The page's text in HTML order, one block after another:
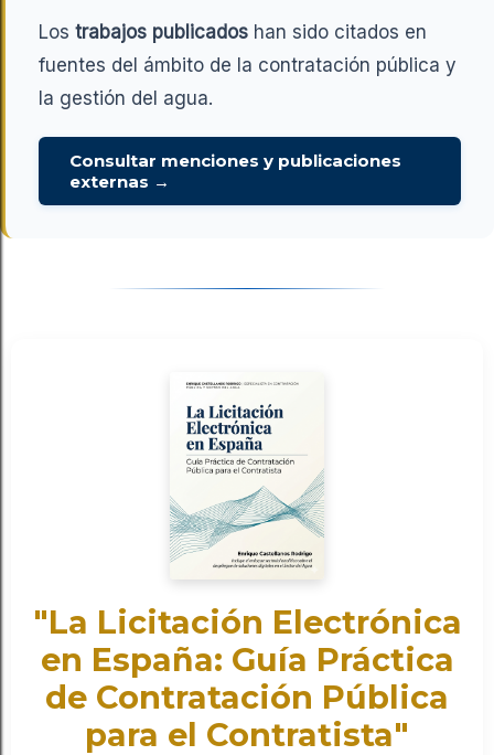
Los trabajos publicados han sido citados en
fuentes del ámbito de la contratación pública y
la gestión del agua.
Consultar menciones y publicaciones
externas →
"La Licitación Electrónica
en España: Guía Práctica
de Contratación Pública
para el Contratista"